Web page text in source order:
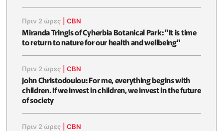
Πριν 2 ώρες |CBN
Miranda Tringis of Cyherbia Botanical Park: "It is time
to return to nature for our health and wellbeing"
Πριν 2 ώρες |CBN
John Christodoulou: For me, everything begins with
children. If we invest in children, we invest in the future
of society
Πριν 2 ώρες |CBN